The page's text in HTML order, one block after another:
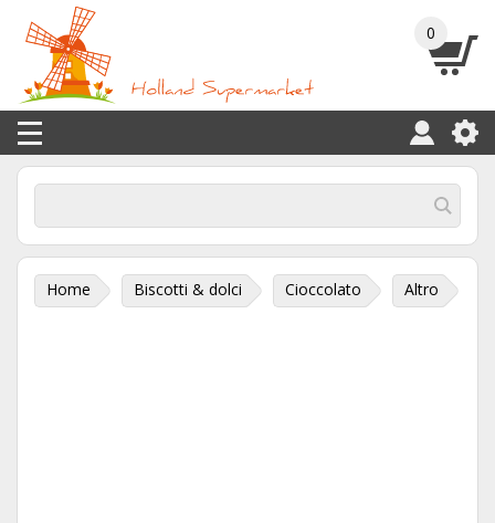
0
Home Biscotti & dolci Cioccolato Altro